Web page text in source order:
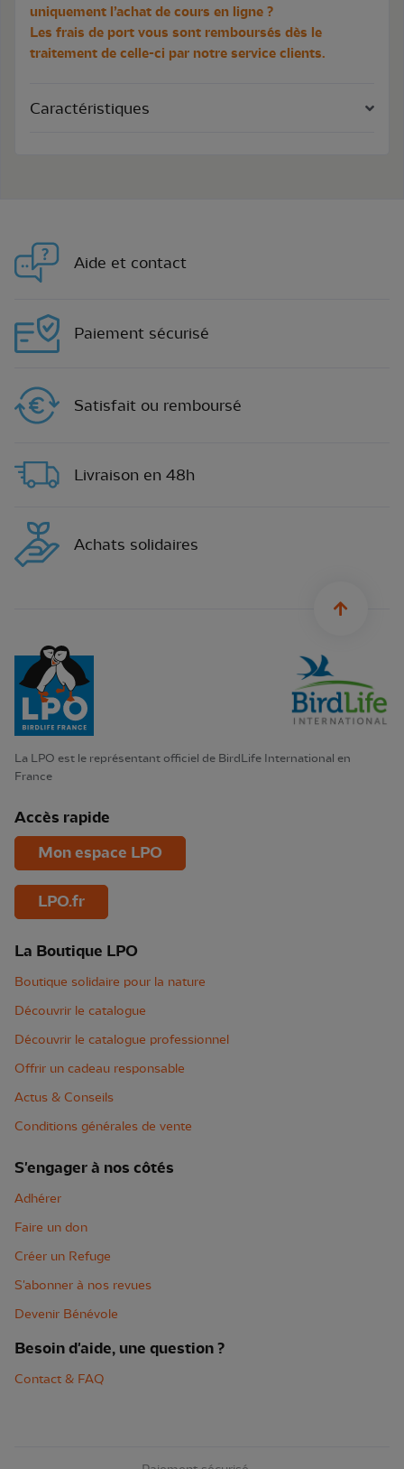
uniquement l’achat de cours en ligne ?
Les frais de port vous sont remboursés dès le
traitement de celle-ci par notre service clients.
Caractéristiques
Aide et contact
Paiement sécurisé
Satisfait ou remboursé
Livraison en 48h
Achats solidaires
La LPO est le représentant officiel de BirdLife International en
France
Accès rapide
Mon espace LPO
LPO.fr
La Boutique LPO
Boutique solidaire pour la nature
Découvrir le catalogue
Découvrir le catalogue professionnel
Offrir un cadeau responsable
Actus & Conseils
Conditions générales de vente
S'engager à nos côtés
Adhérer
Faire un don
Créer un Refuge
S'abonner à nos revues
Devenir Bénévole
Besoin d'aide, une question ?
Contact & FAQ